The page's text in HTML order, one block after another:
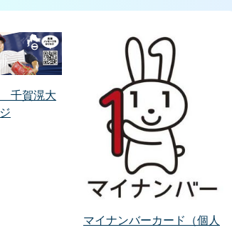
千賀滉大
マイナンバーカード（個人